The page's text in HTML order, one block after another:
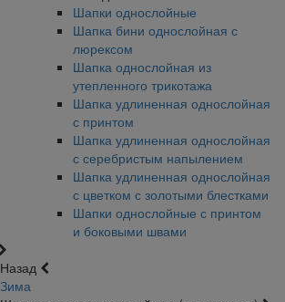
Шапки однослойные
Шапка бини однослойная с
люрексом
Шапка однослойная из
утепленного трикотажа
Шапка удлиненная однослойная
с принтом
Шапка удлиненная однослойная
с серебристым напылением
Шапка удлиненная однослойная
с цветком с золотыми блестками
Шапки однослойные с принтом
и боковыми швами
Назад
Зима